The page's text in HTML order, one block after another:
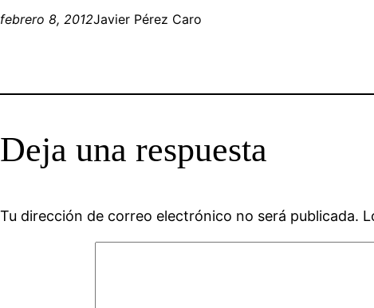
febrero 8, 2012Javier Pérez Caro
Deja una respuesta
Tu dirección de correo electrónico no será publicada.